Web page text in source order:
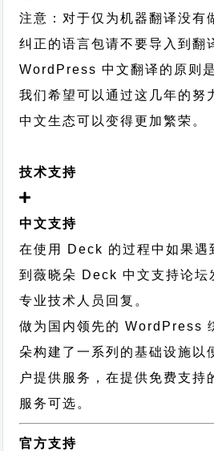
注意：对于仅为机器翻译没有
纠正的语言包请不要导入到翻
WordPress 中文翻译的原则
我们希望可以通过这几年的
中文生态可以变得更加繁荣。
技术支持
中文支持
在使用 Deck 的过程中如果遇
到薇晓朵 Deck 中文支持论坛
专业技术人员回复。
做为国内领先的 WordPress
朵构建了一系列的基础设施以
户提供服务，在提供免费支持
服务可选。
官方支持